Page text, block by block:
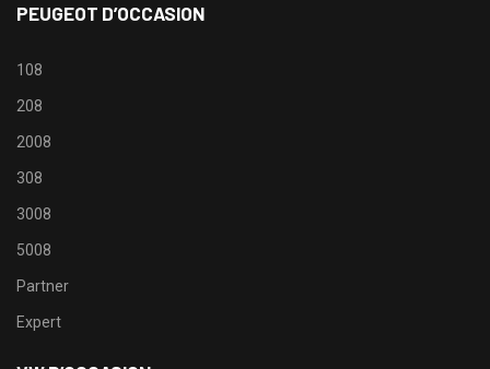
PEUGEOT D’OCCASION
108
208
2008
308
3008
5008
Partner
Expert